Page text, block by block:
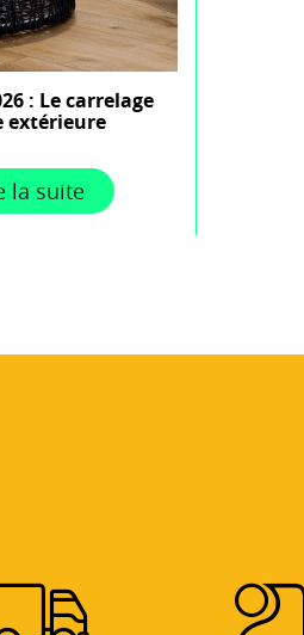
: Le carrelage
extérieure
la suite